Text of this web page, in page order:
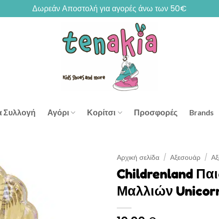
Δωρεάν Αποστολή για αγορές άνω των 50€
Συλλογή Αγόρι Κορίτσι Προσφορές Brands
Αρχική σελίδα / Αξεσουάρ /
Childrenland
Μαλλιών